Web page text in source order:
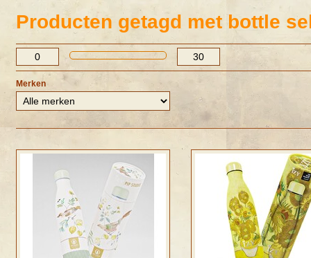
Producten getagd met bottle
Merken